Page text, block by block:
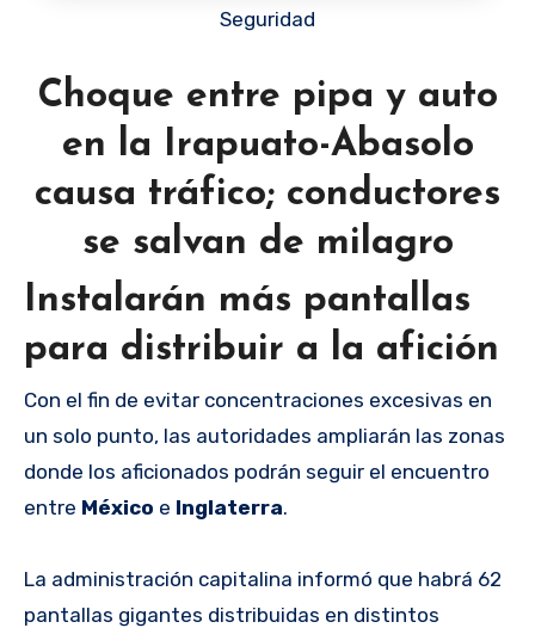
Seguridad
Choque entre pipa y auto
en la Irapuato-Abasolo
causa tráfico; conductores
se salvan de milagro
Instalarán más pantallas
para distribuir a la afición
Con el fin de evitar concentraciones excesivas en
un solo punto, las autoridades ampliarán las zonas
donde los aficionados podrán seguir el encuentro
entre México e Inglaterra.
La administración capitalina informó que habrá 62
pantallas gigantes distribuidas en distintos